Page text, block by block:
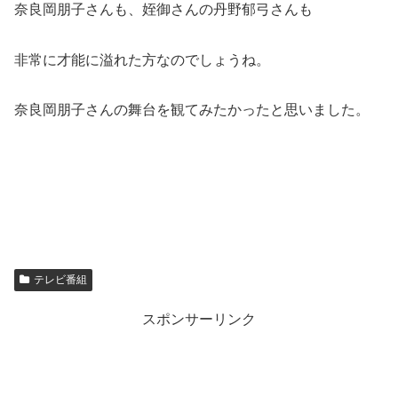
奈良岡朋子さんも、姪御さんの丹野郁弓さんも
非常に才能に溢れた方なのでしょうね。
奈良岡朋子さんの舞台を観てみたかったと思いました。
テレビ番組
スポンサーリンク